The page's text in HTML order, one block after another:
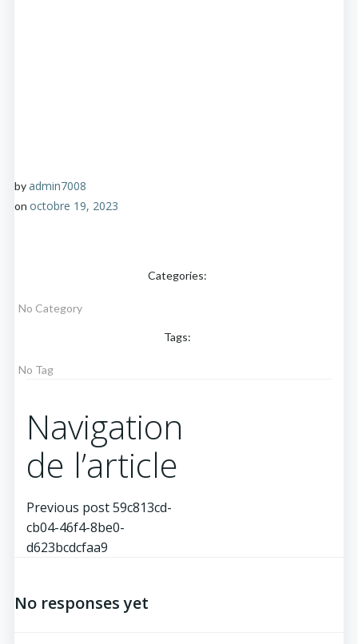
byadmin7008
on octobre 19, 2023
Categories:
No Category
Tags:
No Tag
Navigation
de l’article
Previous post59c813cd-
cb04-46f4-8be0-
d623bcdcfaa9
No responses yet